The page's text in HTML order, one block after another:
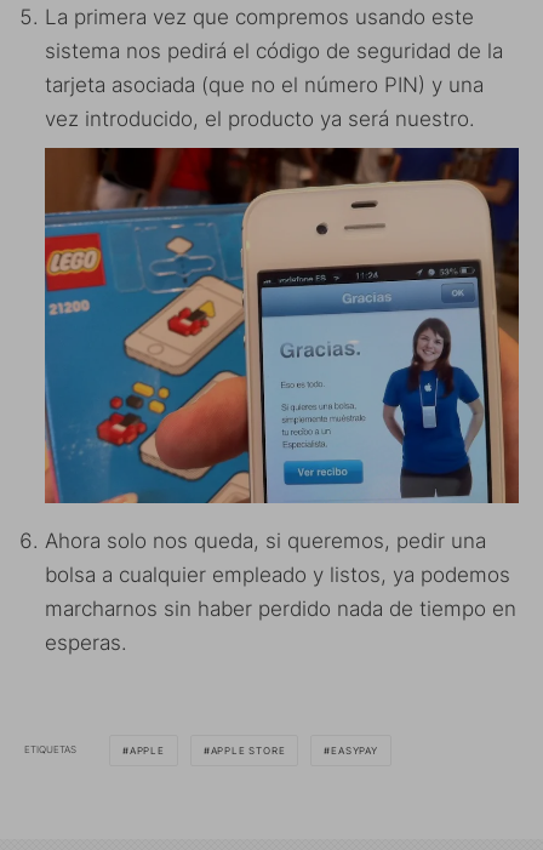
La primera vez que compremos usando este
sistema nos pedirá el código de seguridad de la
tarjeta asociada (que no el número PIN) y una
vez introducido, el producto ya será nuestro.
Ahora solo nos queda, si queremos, pedir una
bolsa a cualquier empleado y listos, ya podemos
marcharnos sin haber perdido nada de tiempo en
esperas.
ETIQUETAS APPLE APPLE STORE EASYPAY